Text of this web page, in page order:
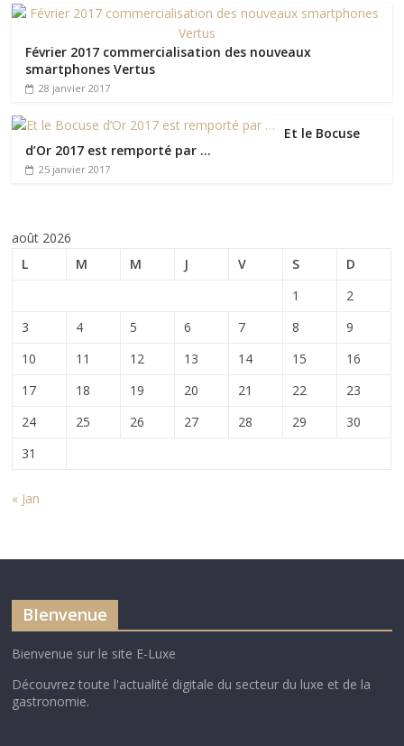
Février 2017 commercialisation des nouveaux
smartphones Vertus
28 janvier 2017
Et le Bocuse
d’Or 2017 est remporté par …
25 janvier 2017
août 2026
L
M M J V S
D
1
2
3
4 5 6 7 8
9
10
11 12 13 14 15
16
17
18 19 20 21 22
23
24
25 26 27 28 29
30
31
« Jan
BIenvenue
Bienvenue sur le site E-Luxe
Découvrez toute l'actualité digitale du secteur du luxe et de la
gastronomie.